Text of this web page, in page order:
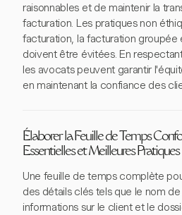
raisonnables et de maintenir la
facturation. Les pratiques non
facturation, la facturation groupée
doivent être évitées. En
les avocats peuvent garantir
en maintenant la confiance des
Élaborer la Feuille de Temps
Essentielles et Meilleures
Une feuille de temps complète
des détails clés tels que le nom
informations sur le client et le